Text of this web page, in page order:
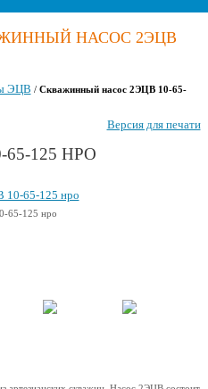
НАСОС 2ЭЦВ
ЭЦВ / Скважинный насос 2ЭЦВ 10-65-
Версия для печати
125 НРО
65-125 нро